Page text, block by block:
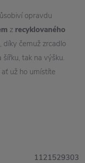
opravdu
z recyklovaného
díky čemuž zrcadlo
tak na výšku.
už ho umístíte
1121529303